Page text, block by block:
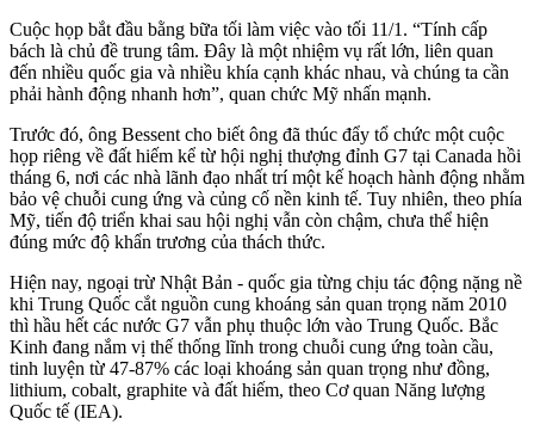
Cuộc họp bắt đầu bằng bữa tối làm việc vào tối 11/1. “Tính cấp
bách là chủ đề trung tâm. Đây là một nhiệm vụ rất lớn, liên quan
đến nhiều quốc gia và nhiều khía cạnh khác nhau, và chúng ta cần
phải hành động nhanh hơn”, quan chức Mỹ nhấn mạnh.
Trước đó, ông Bessent cho biết ông đã thúc đẩy tổ chức một cuộc
họp riêng về đất hiếm kể từ hội nghị thượng đỉnh G7 tại Canada hồi
tháng 6, nơi các nhà lãnh đạo nhất trí một kế hoạch hành động nhằm
bảo vệ chuỗi cung ứng và củng cố nền kinh tế. Tuy nhiên, theo phía
Mỹ, tiến độ triển khai sau hội nghị vẫn còn chậm, chưa thể hiện
đúng mức độ khẩn trương của thách thức.
Hiện nay, ngoại trừ Nhật Bản - quốc gia từng chịu tác động nặng nề
khi Trung Quốc cắt nguồn cung khoáng sản quan trọng năm 2010
thì hầu hết các nước G7 vẫn phụ thuộc lớn vào Trung Quốc. Bắc
Kinh đang nắm vị thế thống lĩnh trong chuỗi cung ứng toàn cầu,
tinh luyện từ 47-87% các loại khoáng sản quan trọng như đồng,
lithium, cobalt, graphite và đất hiếm, theo Cơ quan Năng lượng
Quốc tế (IEA).